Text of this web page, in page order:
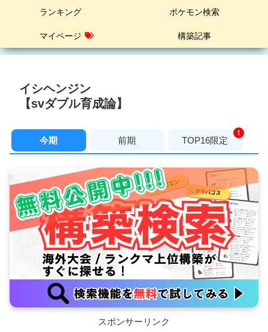
ランキング ポケモン検索
マイページ 構築記事
イシヘンジン
【svダブル育成論】
今期 前期 TOP16限定
！
スポンサーリンク